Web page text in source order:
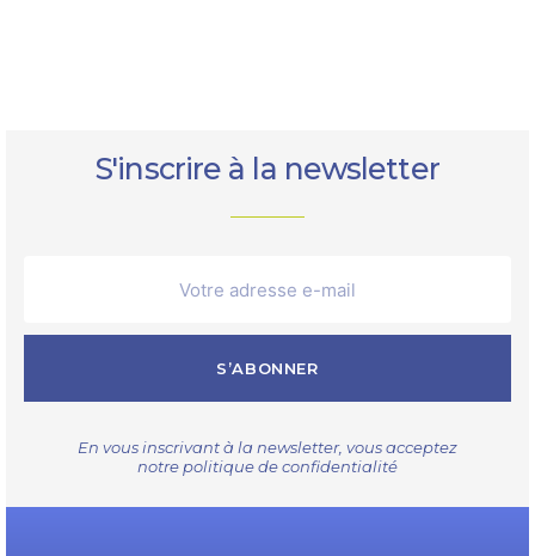
S'inscrire à la newsletter
S’ABONNER
En vous inscrivant à la newsletter, vous acceptez
notrepolitique de confidentialité